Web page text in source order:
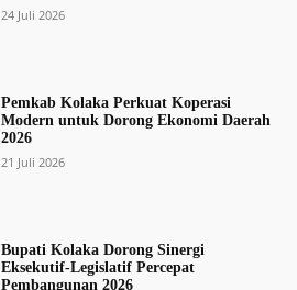
24 Juli 2026
Pemkab Kolaka Perkuat Koperasi
Modern untuk Dorong Ekonomi Daerah
2026
21 Juli 2026
Bupati Kolaka Dorong Sinergi
Eksekutif-Legislatif Percepat
Pembangunan 2026